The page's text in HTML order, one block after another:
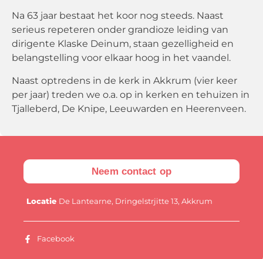
Na 63 jaar bestaat het koor nog steeds. Naast
serieus repeteren onder grandioze leiding van
dirigente Klaske Deinum, staan gezelligheid en
belangstelling voor elkaar hoog in het vaandel.
Naast optredens in de kerk in Akkrum (vier keer
per jaar) treden we o.a. op in kerken en tehuizen in
Tjalleberd, De Knipe, Leeuwarden en Heerenveen.
Neem contact op
Locatie De Lantearne, Dringelstrjitte 13, Akkrum
Facebook